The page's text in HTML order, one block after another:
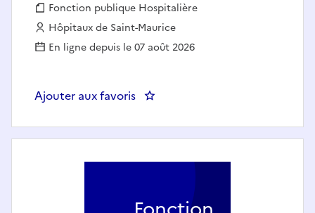
Fonction publique :
Fonction publique Hospitalière
Employeur :
Hôpitaux de Saint-Maurice
En ligne depuis le 07 août 2026
Ajouter aux favoris : Cadre de santé - CAP